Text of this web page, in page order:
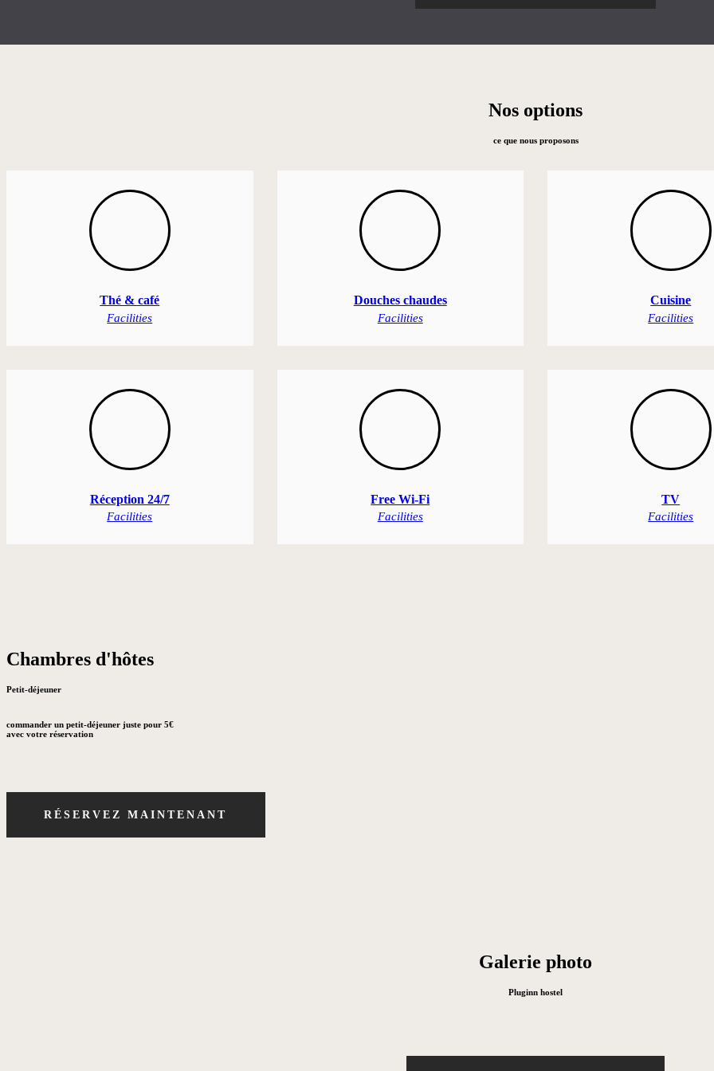
Nos options
ce que nous proposons
Thé & café
Facilities
Douches chaudes
Facilities
Cuisine
Facilities
Réception 24/7
Facilities
Free Wi-Fi
Facilities
TV
Facilities
Chambres d'hôtes
Petit-déjeuner
commander un petit-déjeuner juste pour 5€
avec votre réservation
RÉSERVEZ MAINTENANT
Galerie photo
Pluginn hostel